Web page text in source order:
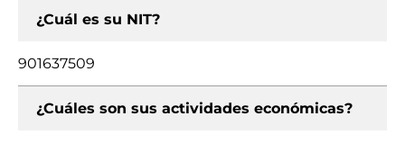
¿Cuál es su NIT?
901637509
¿Cuáles son sus actividades económicas?